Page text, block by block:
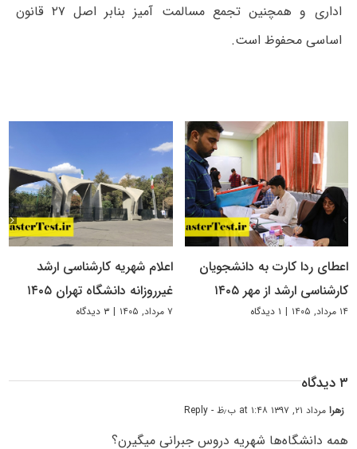
اداری و همچنین تجمع مسالمت آمیز بنابر اصل ۲۷ قانون
اساسی محفوظ است.
اعطای ردا کارت به دانشجویان
کارشناسی ارشد از مهر ۱۴۰۵
۱۴ مرداد, ۱۴۰۵ | ۱ دیدگاه
اعلام شهریه کارشناسی ارشد
غیرروزانه دانشگاه تهران ۱۴۰۵
۷ مرداد, ۱۴۰۵ | ۳ دیدگاه
۳ دیدگاه
زهرامرداد ۲۱, ۱۳۹۷ at ۱:۴۸ ب٫ظ - Reply
همه دانشگاه‌ها شهریه دروس جبرانی میگیرن؟